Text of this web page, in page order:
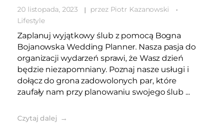
20 listopada, 2023 przez Piotr Kazanowski
Lifestyle
Zaplanuj wyjątkowy ślub z pomocą Bogna
Bojanowska Wedding Planner. Nasza pasja do
organizacji wydarzeń sprawi, że Wasz dzień
będzie niezapomniany. Poznaj nasze usługi i
dołącz do grona zadowolonych par, które
zaufały nam przy planowaniu swojego ślub ...
Czytaj dalej